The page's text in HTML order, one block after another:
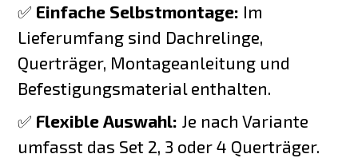
✅ Einfache Selbstmontage: Im
Lieferumfang sind Dachrelinge,
Querträger, Montageanleitung und
Befestigungsmaterial enthalten.
✅ Flexible Auswahl: Je nach Variante
umfasst das Set 2, 3 oder 4 Querträger.